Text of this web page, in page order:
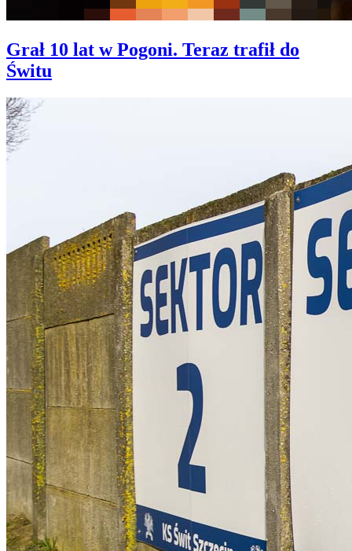
Grał 10 lat w Pogoni. Teraz trafił do
Świtu